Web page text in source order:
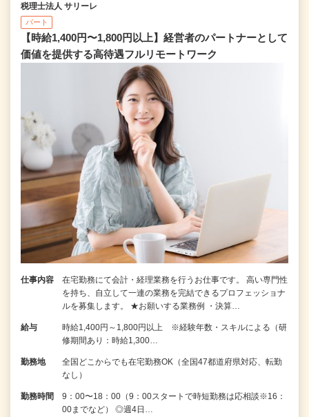
税理士法人 サリーレ
パート
【時給1,400円〜1,800円以上】経営者のパートナーとして
価値を提供する⾼待遇フルリモートワーク
仕事内容
在宅勤務にて会計・経理業務を行うお仕事です。 高い専門性
を持ち、自立して一連の業務を完結できるプロフェッショナ
ルを募集します。 ★お願いする業務例 ・決算…
給与
時給1,400円～1,800円以上 ※経験年数・スキルによる（研
修期間あり：時給1,300…
勤務地
全国どこからでも在宅勤務OK（全国47都道府県対応、転勤
なし）
勤務時間
9：00〜18：00（9：00スタートで時短勤務は応相談※16：
00までなど） ◎週4日…